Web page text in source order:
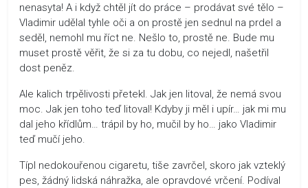
nenasyta! A i když chtěl jít do práce – prodávat své tělo –
Vladimir udělal tyhle oči a on prostě jen sednul na prdel a
seděl, nemohl mu říct ne. Nešlo to, prostě ne. Bude mu
muset prostě věřit, že si za tu dobu, co nejedl, našetřil
dost peněz.
Ale kalich trpělivosti přetekl. Jak jen litoval, že nemá svou
moc. Jak jen toho teď litoval! Kdyby ji měl i upír… jak mi mu
dal jeho křídlům… trápil by ho, mučil by ho… jako Vladimir
teď mučí jeho.
Típl nedokouřenou cigaretu, tiše zavrčel, skoro jak vzteklý
pes, žádný lidská náhražka, ale opravdové vrčení. Podíval